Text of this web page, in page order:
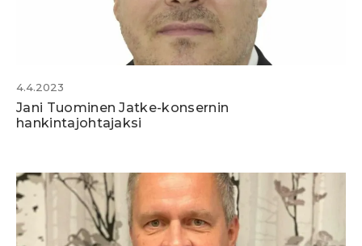
4.4.2023
Jani Tuominen Jatke-konsernin
hankintajohtajaksi